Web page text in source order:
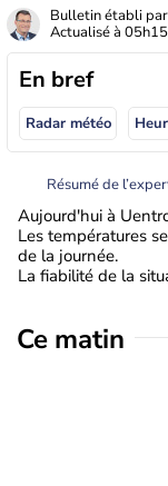
Bulletin établi par
Actualisé à 05h15
En bref
Radar météo
Résumé de
Aujourd'hui à
Les températures
de la journée.
La fiabilité de la
Ce matin